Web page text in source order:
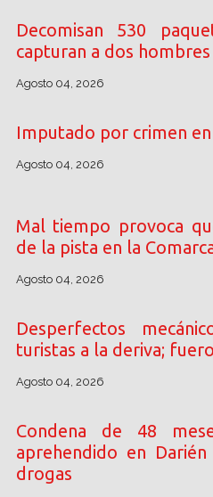
Decomisan 530
capturan a dos
Agosto 04, 2026
Imputado por crimen
Agosto 04, 2026
Mal tiempo provoca
de la pista en la
Agosto 04, 2026
Desperfectos
turistas a la deriva;
Agosto 04, 2026
Condena de 48
aprehendido en
drogas